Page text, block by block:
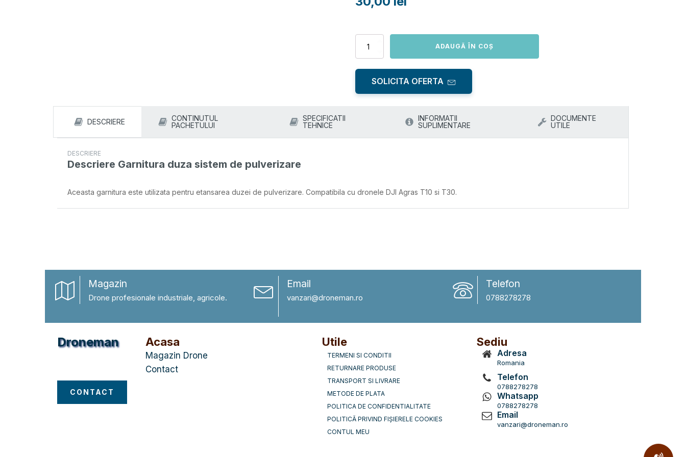
Cantitate
sistem
pulverizare
ADAUGĂ ÎN COȘ
SOLICITA OFERTA
DESCRIERE
CONTINUTUL
PACHETULUI
SPECIFICATII
TEHNICE
INFORMATII
SUPLIMENTARE
DOCUMENTE
UTILE
DESCRIERE
Descriere Garnitura duza sistem de pulverizare
Aceasta garnitura este utilizata pentru etansarea duzei de pulverizare. Compatibila cu dronele DJI Agras T10 si T30.
Magazin
Drone profesionale industriale, agricole.
Email
vanzari@droneman.ro
Telefon
0788278278
Droneman
CONTACT
Acasa
Magazin Drone
Contact
Utile
TERMENI SI CONDITII
RETURNARE PRODUSE
TRANSPORT SI LIVRARE
METODE DE PLATA
POLITICA DE CONFIDENTIALITATE
POLITICĂ PRIVIND FIȘIERELE COOKIES
CONTUL MEU
Sediu
Adresa
Romania
Telefon
0788278278
Whatsapp
0788278278
Email
vanzari@droneman.ro